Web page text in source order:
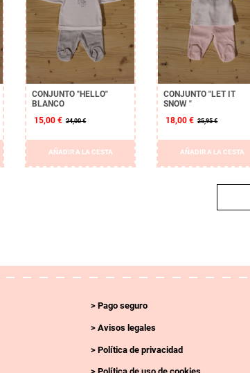
CONJUNTO "HELLO"
BLANCO
15,00 € 24,00 €
AÑADIR A LA CESTA
CONJUNTO "LET IT
SNOW "
18,00 € 25,95 €
AÑADIR A LA CESTA
Pago seguro
Avisos legales
Política de privacidad